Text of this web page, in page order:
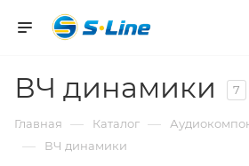
ВЧ динамики 7
Главная — Каталог —
— ВЧ динамики